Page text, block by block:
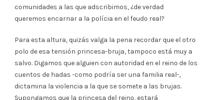
comunidades a las que adscribimos, ¿de verdad
queremos encarnar a la polícia en el feudo real?
Para esta altura, quizás valga la pena recordar que el otro
polo de esa tensión princesa-bruja, tampoco está muy a
salvo. Digamos que alguien con autoridad en el reino de los
cuentos de hadas -como podría ser una familia real-,
dictamina la violencia a la que se somete a las brujas.
Supongamos que la princesa del reino, estará